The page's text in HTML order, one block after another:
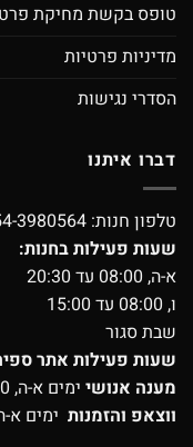
טופס בקשת מחיקת
מדיניות פרטיות
הסדרי נגישות
דברו איתנו
טלפון חנות: 3980564
שעות פעילות בחנות:
א-ה, 08:00 עד 20:30
ו, 08:00 עד 15:00
שבת סגור
שעות פעילות אתר
מענה אנושי ימים א-ה, 10:00-14:00 בטלפון:
ווצאפ והזמנות ימים א-ה, 9:00-